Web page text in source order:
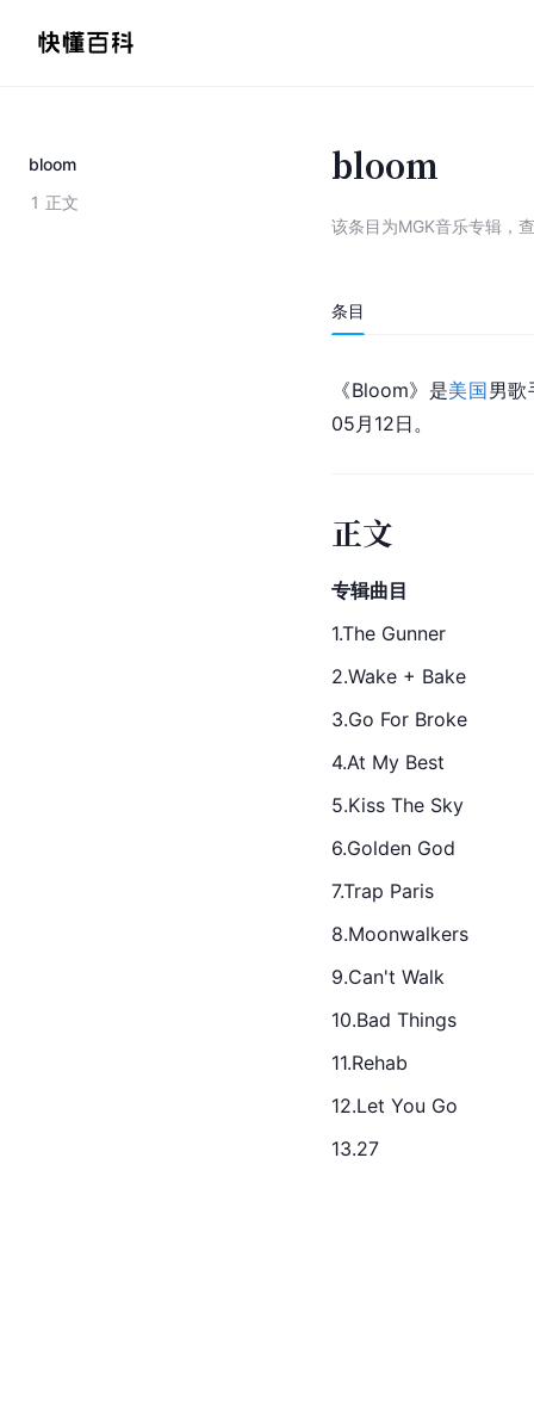
bloom
1 正文
bloom
该条目为MGK音乐专辑 ，
条目
《Bloom》是美国男歌
05月12日。
正文
专辑曲目
1.The Gunner
2.Wake + Bake
3.Go For Broke
4.At My Best
5.Kiss The Sky
6.Golden God
7.Trap Paris
8.Moonwalkers
9.Can't Walk
10.Bad Things
11.Rehab
12.Let You Go
13.27